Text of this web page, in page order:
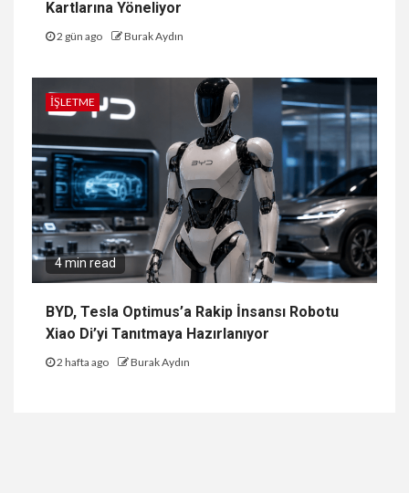
Kartlarına Yöneliyor
2 gün ago Burak Aydın
İŞLETME
4 min read
BYD, Tesla Optimus’a Rakip İnsansı Robotu
Xiao Di’yi Tanıtmaya Hazırlanıyor
2 hafta ago Burak Aydın